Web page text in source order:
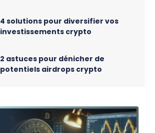
4 solutions pour diversifier vos
investissements crypto
2 astuces pour dénicher de
potentiels airdrops crypto